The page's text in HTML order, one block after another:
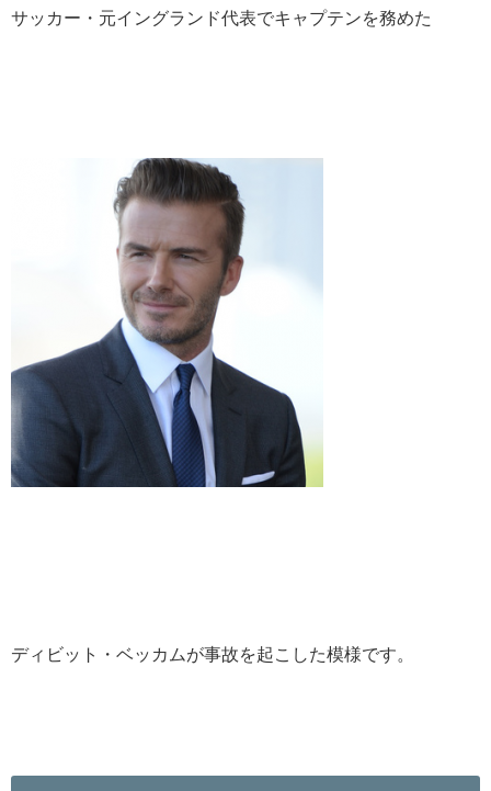
サッカー・元イングランド代表でキャプテンを務めた
ディビット・ベッカムが事故を起こした模様です。